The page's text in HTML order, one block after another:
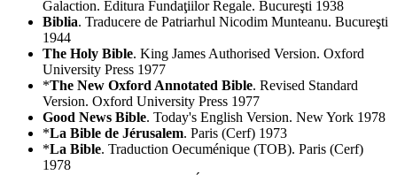
Galaction. Editura Fundaţiilor Regale. Bucureşti 1938
Biblia. Traducere de Patriarhul Nicodim Munteanu. Bucureşti
1944
The Holy Bible. King James Authorised Version. Oxford
University Press 1977
*The New Oxford Annotated Bible. Revised Standard
Version. Oxford University Press 1977
Good News Bible. Today's English Version. New York 1978
*La Bible de Jérusalem. Paris (Cerf) 1973
*La Bible. Traduction Oecuménique (TOB). Paris (Cerf)
1978